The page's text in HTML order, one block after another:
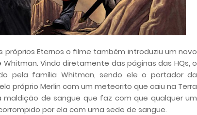
próprios Eternos o filme também introduziu um novo
Vindo diretamente das páginas das HQs, o
pela família Whitman, sendo ele o portador da
próprio Merlin com um meteorito que caiu na Terra
de sangue que faz com que qualquer um
por ela com uma sede de sangue.